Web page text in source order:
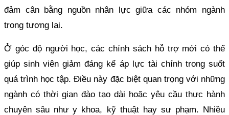
đảm cân bằng nguồn nhân lực giữa các nhóm ngành
trong tương lai.
Ở góc độ người học, các chính sách hỗ trợ mới có thể
giúp sinh viên giảm đáng kể áp lực tài chính trong suốt
quá trình học tập. Điều này đặc biệt quan trọng với những
ngành có thời gian đào tạo dài hoặc yêu cầu thực hành
chuyên sâu như y khoa, kỹ thuật hay sư phạm. Nhiều